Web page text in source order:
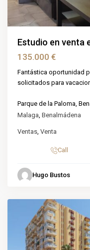
Estudio en venta
135.000 €
Fantástica oportunidad
solicitados para
Parque de la Paloma,
Malaga, Benalmádena
Ventas, Venta
Call
Hugo Bustos